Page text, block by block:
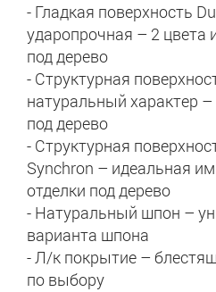
- Гладкая поверхность
ударопрочная – 2 цвета
под дерево
- Структурная
натуральный характер
под дерево
- Структурная
Synchron – идеальная
отделки под дерево
- Натуральный шпон –
варианта шпона
- Л/к покрытие –
по выбору